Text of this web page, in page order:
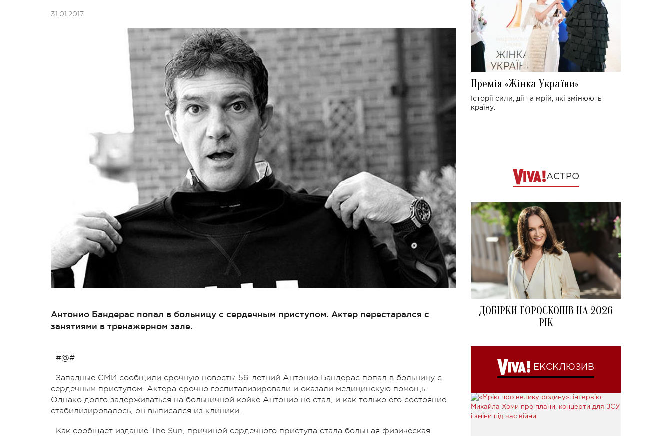
31.01.2017
Антонио Бандерас попал в больницу с сердечным приступом. Актер перестарался с
занятиями в тренажерном зале.
#@#
Западные СМИ сообщили срочную новость: 56-летний Антонио Бандерас попал в больницу с
сердечным приступом. Актера срочно госпитализировали и оказали медицинскую помощь.
Однако долго задерживаться на больничной койке Антонио не стал, и как только его состояние
стабилизировалось, он выписался из клиники.
Как сообщает издание The Sun, причиной сердечного приступа стала большая физическая
Премія «Жінка України»
Історії сили, дії та мрій, які змінюють
країну.
АСТРО
ДОБІРКИ ГОРОСКОПІВ НА 2026
РІК
ЕКСКЛЮЗИВ